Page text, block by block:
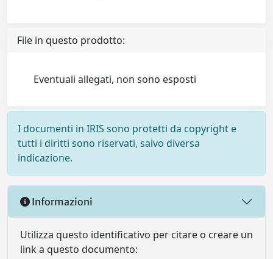
File in questo prodotto:
Eventuali allegati, non sono esposti
I documenti in IRIS sono protetti da copyright e
tutti i diritti sono riservati, salvo diversa
indicazione.
Informazioni
Utilizza questo identificativo per citare o creare un
link a questo documento: